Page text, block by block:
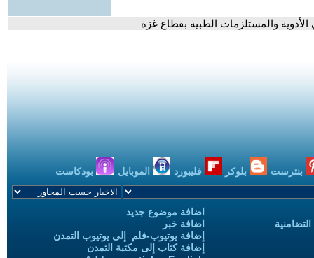
والمستلزمات الطبية بقطاع غزة
بنترست بلوكر فليبورد الموبايل بودكاست
اضافة موضوع جديد
اضافة خبر
إضافة يوتيوب-فلم إلى يوتيوب التمدن
إضافة كتاب إلى مكتبة التمدن